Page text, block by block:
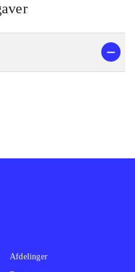
Afdelinger